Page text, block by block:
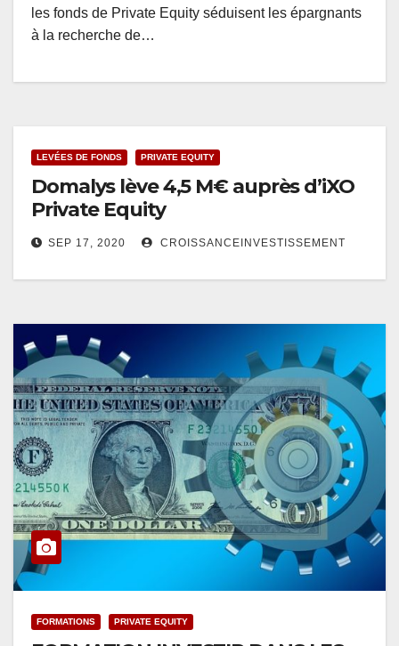
les fonds de Private Equity séduisent les épargnants
à la recherche de…
LEVÉES DE FONDS PRIVATE EQUITY
Domalys lève 4,5 M€ auprès d’iXO
Private Equity
SEP 17, 2020 CROISSANCEINVESTISSEMENT
FORMATIONS PRIVATE EQUITY